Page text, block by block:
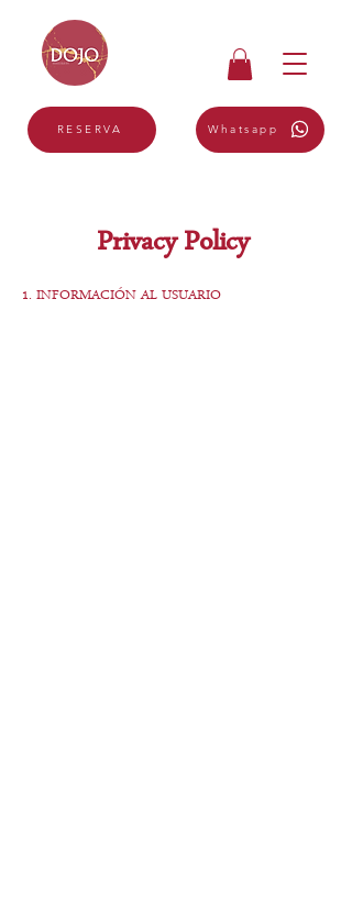
RESERVA Whatsapp
Privacy Policy
1. INFORMACIÓN AL USUARIO